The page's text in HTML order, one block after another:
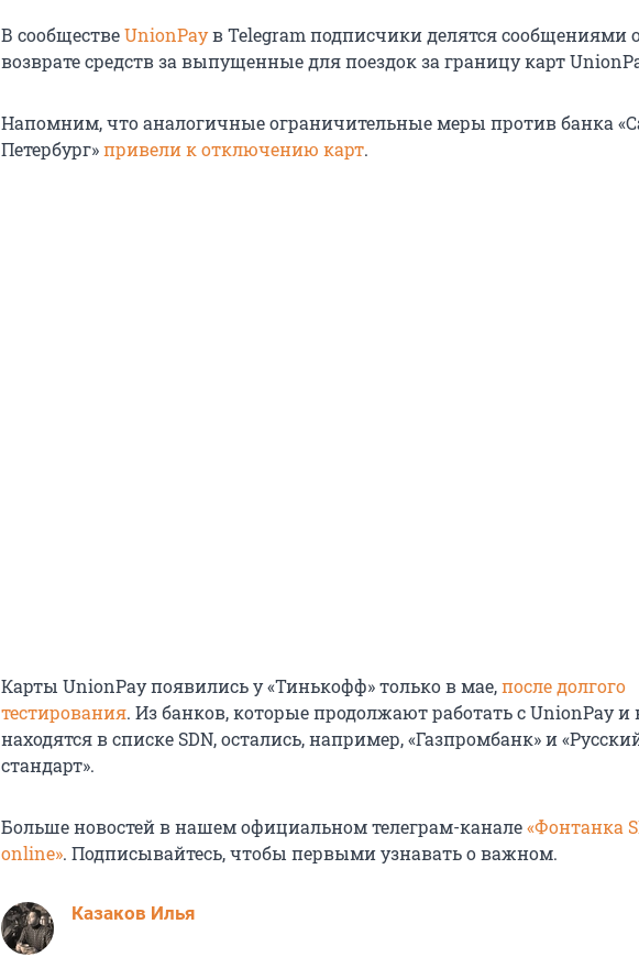
В сообществеUnionPayв Telegram подписчики делятся сообщениями
возврате средств за выпущенные для поездок за границу карт
Напомним, что аналогичные ограничительные меры против банка
Петербург»привели к отключению карт.
Карты UnionPay появились у «Тинькофф» только в мае,после долгого
тестирования. Из банков, которые продолжают работать с UnionPay и
находятся в списке SDN, остались, например, «Газпромбанк» и
стандарт».
Больше новостей в нашем официальном телеграм-канале«Фонтанка
online». Подписывайтесь, чтобы первыми узнавать о важном.
Казаков Илья